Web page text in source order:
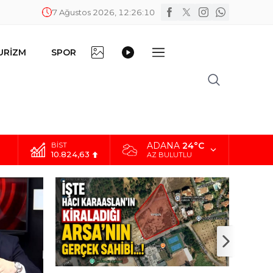
7 Ağustos 2026, 12:26:11
SPOR
BİST
10.824,63
DOLAR
42,2340
EURO
48,8802
ALTIN
5.629,56
ADANA 24°C
AZ BULUTLU